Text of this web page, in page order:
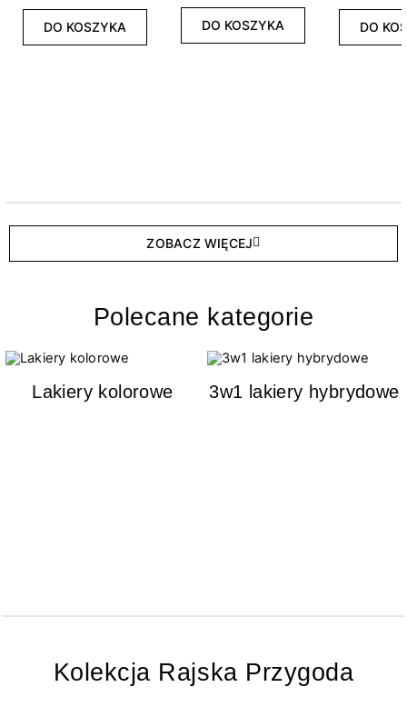
DO KOSZYKA DO KOSZYKA DO
ZOBACZ WIĘCEJ
Polecane kategorie
Lakiery kolorowe 3w1 lakiery hybrydowe
Kolekcja Rajska Przygoda